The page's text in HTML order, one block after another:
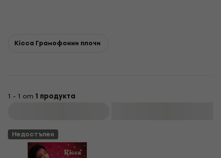
Kicca Грамофонни плочи
1 - 1 от 1 продукта
Недостъпен